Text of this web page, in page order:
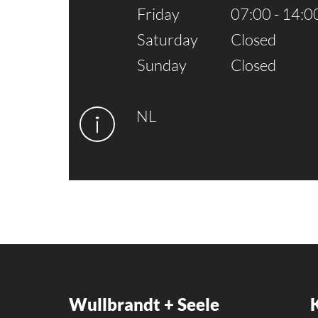
Friday
07:00 -
Saturday
Closed
Sunday
Closed
NL
Wullbrandt + Seele